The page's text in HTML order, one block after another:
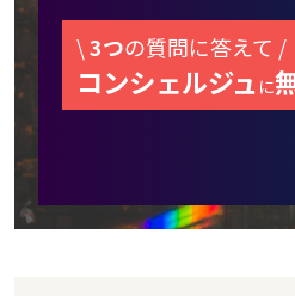
\3つの質問に答えて /
コンシェルジュ に